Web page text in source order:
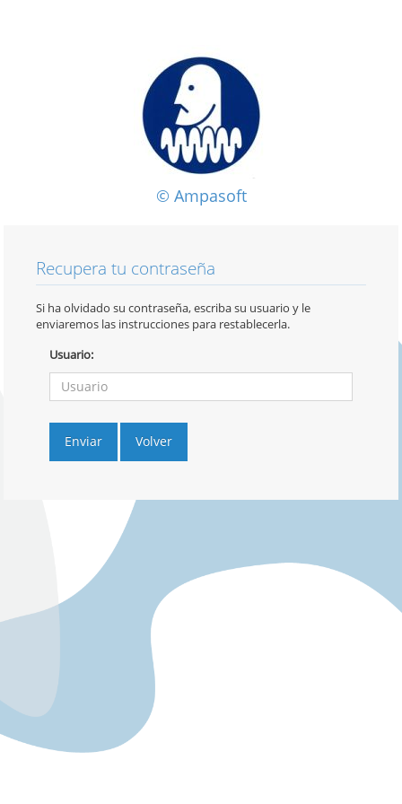
© Ampasoft
Recupera tu contraseña
Si ha olvidado su contraseña, escriba su usuario y le
enviaremos las instrucciones para restablecerla.
Usuario:
Enviar Volver